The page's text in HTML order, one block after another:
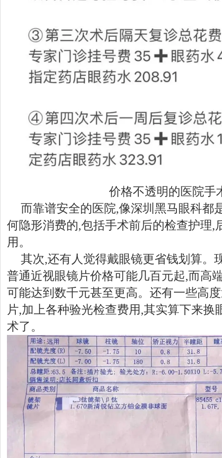
价格不透明的医院手
而靠谱安全的医院,像深圳黑马眼科都
何隐形消费的,包括手术前后的检查护理,
用。
其次,还有人觉得戴眼镜更省钱划算。
普通近视眼镜片价格可能几百元起,而高
可能达到数千元甚至更高。还有一些高
片,加上各种验光检查费用,其实算下来换
术了。